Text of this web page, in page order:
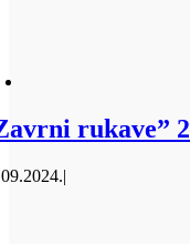
rukave”
|